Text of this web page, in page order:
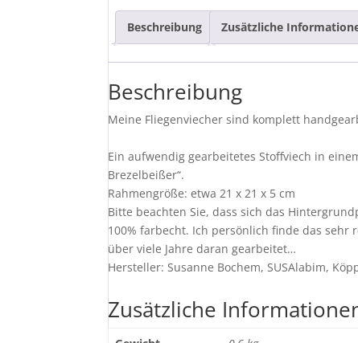
Beschreibung Zusätzliche
Beschreibung
Meine Fliegenviecher sind komplett
Ein aufwendig gearbeitetes Stoffviech in
Brezelbeißer“.
Rahmengröße: etwa 21 x 21 x 5 cm
Bitte beachten Sie, dass sich das
100% farbecht. Ich persönlich finde das sehr
über viele Jahre daran gearbeitet…
Hersteller: Susanne Bochem, SUSAlabim,
Zusätzliche